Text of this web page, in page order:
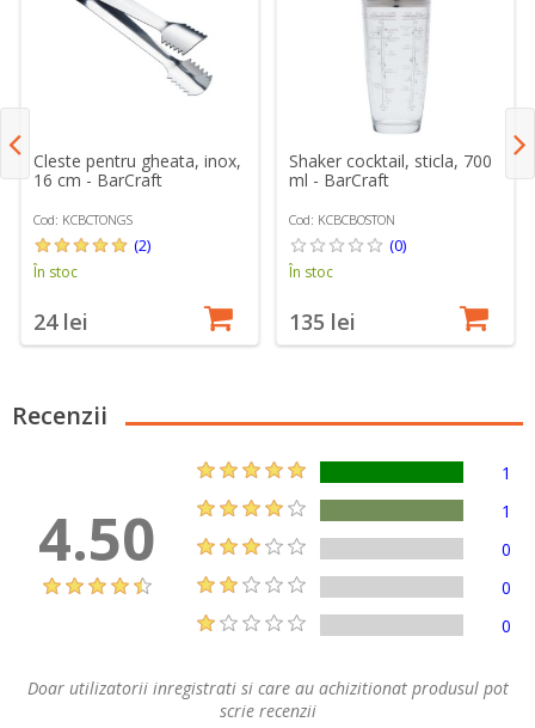
Cleste pentru gheata, inox,
16 cm - BarCraft
Cod: KCBCTONGS
(2)
În stoc
24 lei
Shaker cocktail, sticla, 700
ml - BarCraft
Cod: KCBCBOSTON
(0)
În stoc
135 lei
Recenzii
4.50
1
1
0
0
0
Doar utilizatorii inregistrati si care au achizitionat produsul pot
scrie recenzii